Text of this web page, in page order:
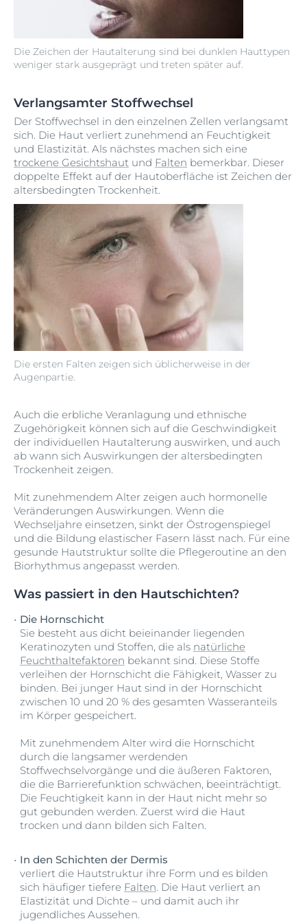
Die Zeichen der Hautalterung sind bei dunklen Hauttypen
weniger stark ausgeprägt und treten später auf.
Verlangsamter Stoffwechsel
Die ersten Falten zeigen sich üblicherweise in der
Augenpartie.
Der Stoffwechsel in den einzelnen Zellen verlangsamt
sich. Die Haut verliert zunehmend an Feuchtigkeit
und Elastizität. Als nächstes machen sich eine
trockene Gesichtshaut und Falten bemerkbar. Dieser
doppelte Effekt auf der Hautoberfläche ist Zeichen der
altersbedingten Trockenheit.
Auch die erbliche Veranlagung und ethnische
Zugehörigkeit können sich auf die Geschwindigkeit
der individuellen Hautalterung auswirken, und auch
ab wann sich Auswirkungen der altersbedingten
Trockenheit zeigen.
Mit zunehmendem Alter zeigen auch hormonelle
Veränderungen Auswirkungen. Wenn die
Wechseljahre einsetzen, sinkt der Östrogenspiegel
und die Bildung elastischer Fasern lässt nach. Für eine
gesunde Hautstruktur sollte die Pflegeroutine an den
Biorhythmus angepasst werden.
Was passiert in den Hautschichten?
Die Hornschicht
Sie besteht aus dicht beieinander liegenden
Keratinozyten und Stoffen, die als natürliche
Feuchthaltefaktoren bekannt sind. Diese Stoffe
verleihen der Hornschicht die Fähigkeit, Wasser zu
binden. Bei junger Haut sind in der Hornschicht
zwischen 10 und 20 % des gesamten Wasseranteils
im Körper gespeichert.
Mit zunehmendem Alter wird die Hornschicht
durch die langsamer werdenden
Stoffwechselvorgänge und die äußeren Faktoren,
die die Barrierefunktion schwächen, beeinträchtigt.
Die Feuchtigkeit kann in der Haut nicht mehr so
gut gebunden werden. Zuerst wird die Haut
trocken und dann bilden sich Falten.
In den Schichten der Dermis
verliert die Hautstruktur ihre Form und es bilden
sich häufiger tiefere Falten. Die Haut verliert an
Elastizität und Dichte – und damit auch ihr
jugendliches Aussehen.